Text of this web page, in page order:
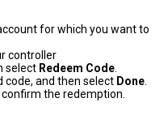
for which you want to
controller
select Redeem Code.
code, and then select Done.
the redemption.